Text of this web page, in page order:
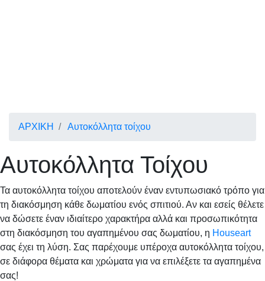
ΑΡΧΙΚΗ Αυτοκόλλητα τοίχου
Αυτοκόλλητα Τοίχου
Τα αυτοκόλλητα τοίχου αποτελούν έναν εντυπωσιακό τρόπο για
τη διακόσμηση κάθε δωματίου ενός σπιτιού. Αν και εσείς θέλετε
να δώσετε έναν ιδιαίτερο χαρακτήρα αλλά και προσωπικότητα
στη διακόσμηση του αγαπημένου σας δωματίου, η Houseart
σας έχει τη λύση. Σας παρέχουμε υπέροχα αυτοκόλλητα τοίχου,
σε διάφορα θέματα και χρώματα για να επιλέξετε τα αγαπημένα
σας!